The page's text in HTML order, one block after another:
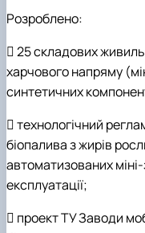
Розроблено:
 25 складових
харчового напряму
синтетичних
 технологічний
біопалива з жирів
автоматизованих
експлуатації;
 проект ТУ Заводи